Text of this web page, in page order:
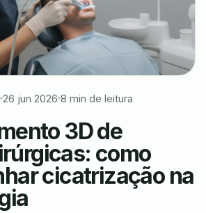
26 jun 2026 8 min de leitura
3D de
como
cicatrização na